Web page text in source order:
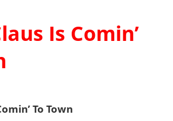
Is Comin’
To Town